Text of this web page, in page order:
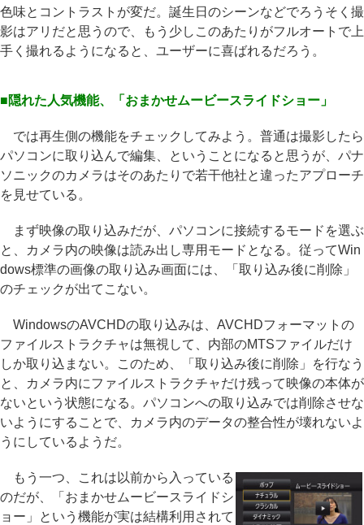
色味とコントラストが変だ。誕生日のシーンなどでろうそく撮
影はアリだと思うので、もう少しこのあたりがフルオートで上
手く撮れるようになると、ユーザーに喜ばれるだろう。
■隠れた人気機能、「おまかせムービースライドショー」
では再生側の機能をチェックしてみよう。普通は撮影したら
パソコンに取り込んで編集、ということになると思うが、パナ
ソニックのカメラはそのあたりで若干他社と違ったアプローチ
を見せている。
まず映像の取り込みだが、パソコンに接続するモードを選ぶ
と、カメラ内の映像は読み出し専用モードとなる。従ってWin
dows標準の画像の取り込み画面には、「取り込み後に削除」
のチェックが出てこない。
WindowsのAVCHDの取り込みは、AVCHDフォーマットの
ファイルストラクチャは無視して、内部のMTSファイルだけ
しか取り込まない。このため、「取り込み後に削除」を行なう
と、カメラ内にファイルストラクチャだけ残って映像の本体が
ないという状態になる。パソコンへの取り込みでは削除させな
いようにすることで、カメラ内のデータの整合性が壊れないよ
うにしているようだ。
もう一つ、これは以前から入っている
のだが、「おまかせムービースライドシ
ョー」という機能が実は結構利用されて